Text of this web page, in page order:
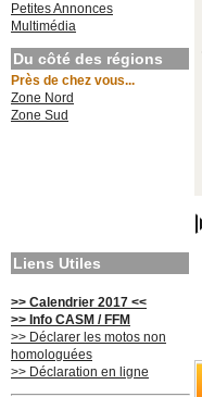
Petites Annonces
Multimédia
Du côté des régions
Près de chez vous...
Zone Nord
Zone Sud
Liens Utiles
>> Calendrier 2017 <<
>> Info CASM / FFM
>> Déclarer les motos non
homologuées
>> Déclaration en ligne